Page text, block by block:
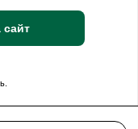
сайт